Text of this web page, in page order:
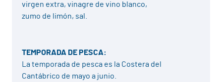
virgen extra, vinagre de vino blanco,
zumo de limón, sal.
TEMPORADA DE PESCA:
La temporada de pesca es la Costera del
Cantábrico de mayo a junio.